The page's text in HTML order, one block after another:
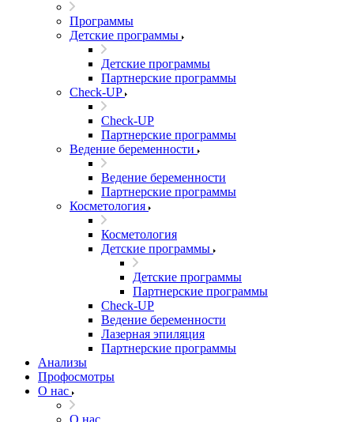
Программы
Детские программы
Детские программы
Партнерские программы
Check-UP
Check-UP
Партнерские программы
Ведение беременности
Ведение беременности
Партнерские программы
Косметология
Косметология
Детские программы
Детские программы
Партнерские программы
Check-UP
Ведение беременности
Лазерная эпиляция
Партнерские программы
Анализы
Профосмотры
О нас
О нас